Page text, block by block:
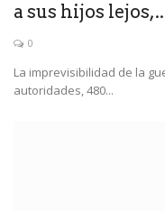
a sus hijos
0
La imprevisibilidad de la
autoridades, 480...